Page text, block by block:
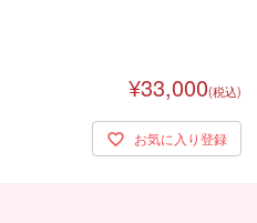
¥33,000(税込)